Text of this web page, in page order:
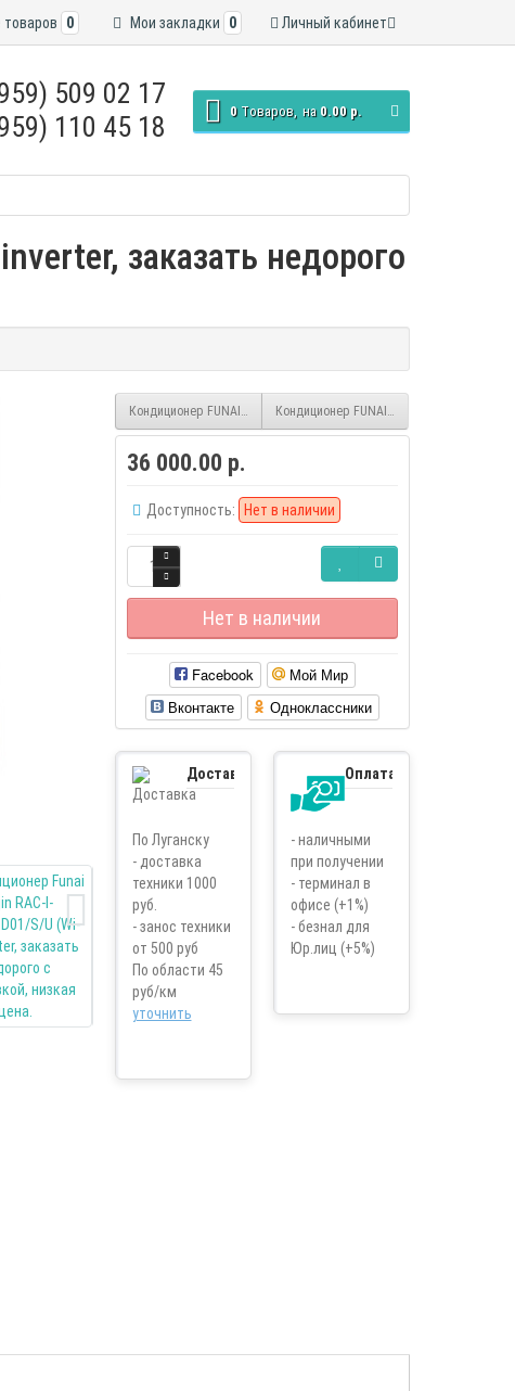
Личный кабинет
Мои закладки 0
0
509 02 17
110 45 18
0 Tоваров, на 0.00 р.
заказать недорого
Кондиционер FUNAI Daijin RAC-I-DA30HP.D01/S/U (Wi-Fi) inverter
Кондиционер FUNAI Daijin RAC-I-
36 000.00 р.
Доступность: Нет в наличии
Нет в наличии
Facebook
Мой Мир
Вконтакте
Одноклассники
Доставка
По Луганску
- доставка
техники 1000
руб.
- занос техники
от 500 руб
По области 45
руб/км
уточнить
Оплата
- наличными
при получении
- терминал в
офисе (+1%)
- безнал для
Юр.лиц (+5%)